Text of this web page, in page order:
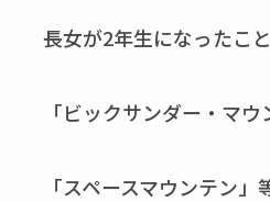
長女が2年生になったこと
「ビックサンダー・マウ
「スペースマウンテン」